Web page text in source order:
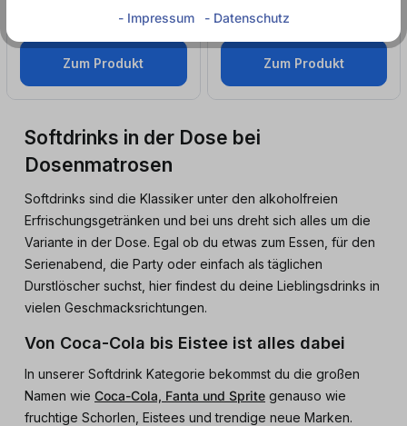
1,19 €*
Zum Produkt
+ 0,25 € Pfand
Zum Produkt
Softdrinks in der Dose bei
Dosenmatrosen
Softdrinks sind die Klassiker unter den alkoholfreien
Erfrischungsgetränken und bei uns dreht sich alles um die
Variante in der Dose. Egal ob du etwas zum Essen, für den
Serienabend, die Party oder einfach als täglichen
Durstlöscher suchst, hier findest du deine Lieblingsdrinks in
vielen Geschmacksrichtungen.
Von Coca-Cola bis Eistee ist alles dabei
In unserer Softdrink Kategorie bekommst du die großen
Namen wie Coca-Cola, Fanta und Sprite genauso wie
fruchtige Schorlen, Eistees und trendige neue Marken.
- Impressum - Datenschutz